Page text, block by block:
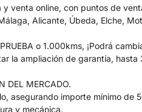
venta online, con puntos de
Alicante, Úbeda, Elche,
o 1.000kms, ¡Podrá
la ampliación de garantía, hasta
DEL MERCADO.
asegurando importe mínimo de
y mecánica.